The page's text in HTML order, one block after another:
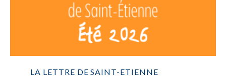
LA LETTRE DE SAINT-ETIENNE